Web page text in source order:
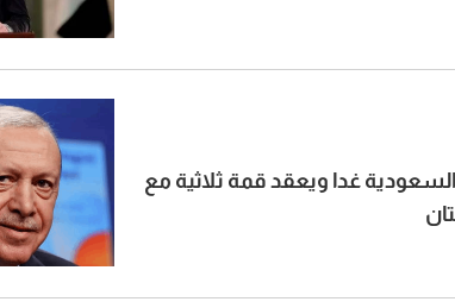
السعودية غدا ويعقد قمة ثلاثية مع